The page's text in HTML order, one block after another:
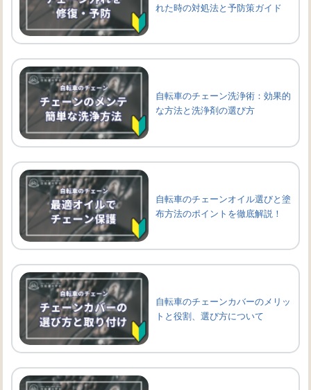
れた時の対処法と予防策ガイド
自転車のチェーン洗浄術：効果的
な方法と洗浄剤の選び方
自転車のチェーンオイル選びと塗
布方法のポイントを徹底解説！
自転車のチェーンカバーのメリッ
トと役割、選び方について